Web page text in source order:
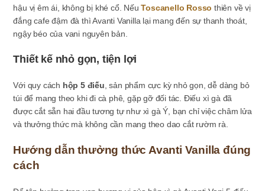
hậu vị êm ái, không bị khé cổ. NếuToscanello Rosso thiên về vị
đắng cafe đậm đà thì Avanti Vanilla lại mang đến sự thanh thoát,
ngậy béo của vani nguyên bản.
Thiết kế nhỏ gọn, tiện lợi
Với quy cách hộp 5 điếu , sản phẩm cực kỳ nhỏ gọn, dễ dàng bỏ
túi để mang theo khi đi cà phê, gặp gỡ đối tác. Điếu xì gà đã
được cắt sẵn hai đầu tương tự như xì gà Ý, bạn chỉ việc châm lửa
và thưởng thức mà không cần mang theo dao cắt rườm rà.
Hướng dẫn thưởng thức Avanti Vanilla đúng
cách